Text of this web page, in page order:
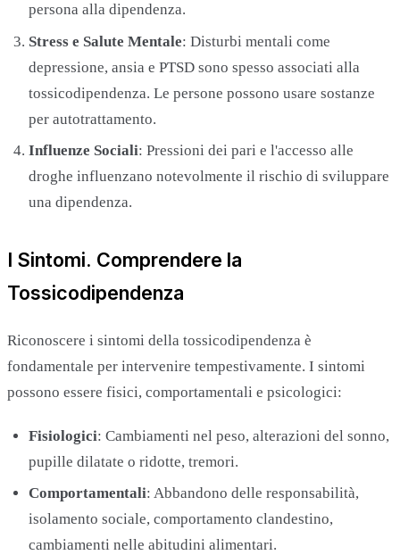
persona alla dipendenza.
Stress e Salute Mentale: Disturbi mentali come
depressione, ansia e PTSD sono spesso associati alla
tossicodipendenza. Le persone possono usare sostanze
per autotrattamento.
Influenze Sociali: Pressioni dei pari e l'accesso alle
droghe influenzano notevolmente il rischio di sviluppare
una dipendenza.
I Sintomi. Comprendere la
Tossicodipendenza
Riconoscere i sintomi della tossicodipendenza è
fondamentale per intervenire tempestivamente. I sintomi
possono essere fisici, comportamentali e psicologici:
Fisiologici: Cambiamenti nel peso, alterazioni del sonno,
pupille dilatate o ridotte, tremori.
Comportamentali: Abbandono delle responsabilità,
isolamento sociale, comportamento clandestino,
cambiamenti nelle abitudini alimentari.